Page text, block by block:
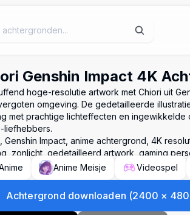
Genshin Impact 4K
hoge-resolutie artwork met Chiori uit
omgeving. De gedetailleerde
met prachtige lichteffecten en
liefhebbers.
Genshin Impact, anime achtergrond, 4K
zonlicht, gedetailleerd artwork, gaming
Anime Meisje Videospel
Achtergrond downloaden (2400 ×